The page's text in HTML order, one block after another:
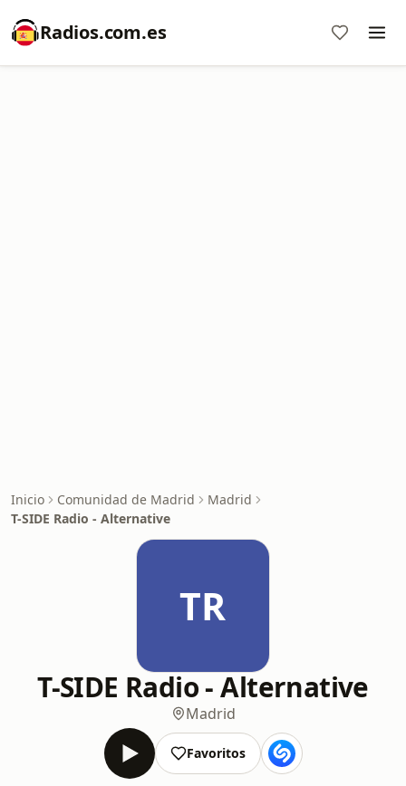
Radios.com.es
Inicio Comunidad de Madrid
Madrid
T-SIDE Radio - Alternative
TR
T-SIDE Radio - Alternative
Madrid
Favoritos